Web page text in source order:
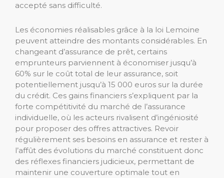
accepté sans difficulté.
Les économies réalisables grâce à la loi Lemoine
peuvent atteindre des montants considérables. En
changeant d’assurance de prêt, certains
emprunteurs parviennent à économiser jusqu’à
60% sur le coût total de leur assurance, soit
potentiellement jusqu’à 15 000 euros sur la durée
du crédit. Ces gains financiers s’expliquent par la
forte compétitivité du marché de l’assurance
individuelle, où les acteurs rivalisent d’ingéniosité
pour proposer des offres attractives. Revoir
régulièrement ses besoins en assurance et rester à
l’affût des évolutions du marché constituent donc
des réflexes financiers judicieux, permettant de
maintenir une couverture optimale tout en